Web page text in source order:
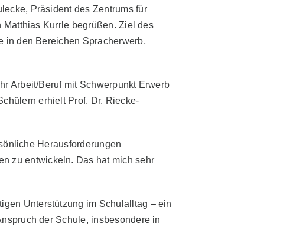
Präsident des Zentrums für
Kurrle begrüßen. Ziel des
in den Bereichen Spracherwerb,
Arbeit/Beruf mit Schwerpunkt Erwerb
erhielt Prof. Dr. Riecke-
Herausforderungen
zu entwickeln. Das hat mich sehr
Unterstützung im Schulalltag – ein
der Schule, insbesondere in